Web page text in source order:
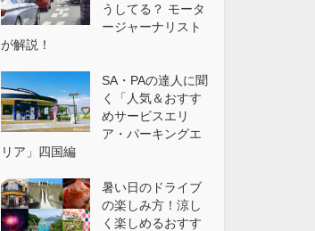
うしてる？ モータ
ージャーナリスト
が解説！
SA・PAの達人に聞
く「人気＆おすす
めサービスエリ
ア・パーキングエ
リア」四国編
暑い日のドライブ
の楽しみ方！涼し
く楽しめるおすす